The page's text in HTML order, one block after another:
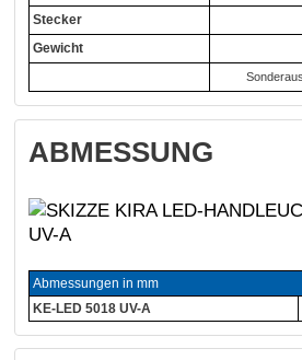
Stecker
Gewicht
ABMESSUNG
Abmessungen in mm
KE-LED 5018 UV-A